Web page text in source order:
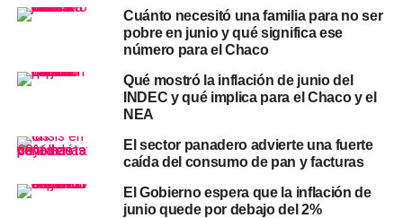
A partir de ahora, losempleadores deberán generar los
comprobantes de pagode manera electrónica a través
del Registro Especial delPersonal de Casas
Particulares
, utilizando clave fiscal. Los formularios en
papel que se usaban hasta ahora —los volantes F.
102/RT, F. 575/RT y F. 1350— quedan sin efecto como
comprobantes de pago.
Las empleadas registradas podrán consultar y descargar
sus recibos desde la web oficial deARCAcon clave
Cuánto necesitó una familia para no ser
pobre en junio y qué significa ese
número para el Chaco
Qué mostró la inflación de junio del
INDEC y qué implica para el Chaco y el
NEA
El sector panadero advierte una fuerte
caída del consumo de pan y facturas
El Gobierno espera que la inflación de
junio quede por debajo del 2%